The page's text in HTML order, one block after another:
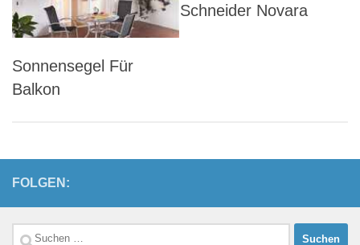
Sonnensegel Für
Balkon
Schneider Novara
FOLGEN:
Suchen